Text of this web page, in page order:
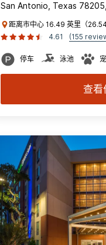
San Antonio, Texas
距离市中心 16.49 英里（
4.61
(155
停车 泳池
查看